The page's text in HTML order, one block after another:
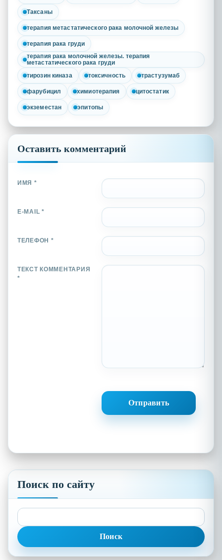
Поиск по сайту
Найти:
Таксаны
терапия метастатического рака молочной железы
терапия рака груди
терапия рака молочной железы. терапия
метастатического рака груди
тирозин киназа
токсичность трастузумаб
фарубицил химиотерапия цитостатик
экземестан эпитопы
Оставить комментарий
ИМЯ *
E-MAIL *
ТЕЛЕФОН *
ТЕКСТ КОММЕНТАРИЯ
*